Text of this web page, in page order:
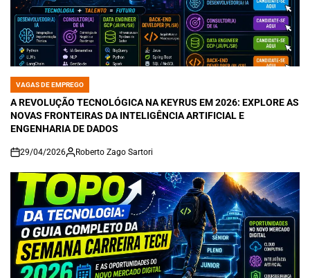
POSTED
IN
VAGAS DE EMPREGO
A REVOLUÇÃO TECNOLÓGICA NA KEYRUS EM 2026: EXPLORE AS
NOVAS FRONTEIRAS DA INTELIGÊNCIA ARTIFICIAL E
ENGENHARIA DE DADOS
on
29/04/2026 Roberto Zago Sartori